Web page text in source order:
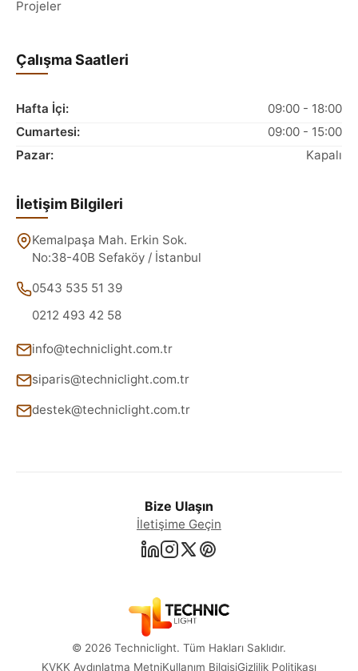
Projeler
Çalışma Saatleri
Hafta İçi:
09:00 - 18:00
Cumartesi:
09:00 - 15:00
Pazar:
Kapalı
İletişim Bilgileri
Kemalpaşa Mah. Erkin Sok.
No:38-40B Sefaköy / İstanbul
0543 535 51 39
0212 493 42 58
info@techniclight.com.tr
siparis@techniclight.com.tr
destek@techniclight.com.tr
Bize Ulaşın
İletişime Geçin
© 2026 Techniclight. Tüm Hakları Saklıdır.
KVKK Aydınlatma MetniKullanım BilgisiGizlilik Politikası